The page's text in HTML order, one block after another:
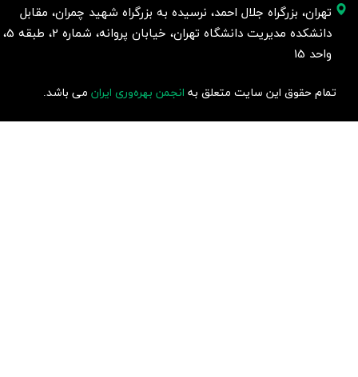
تهران، بزرگراه جلال احمد، نرسیده به بزرگراه شهید چمران، مقابل
دانشکده مدیریت دانشگاه تهران، خیابان پروانه، شماره 2، طبقه 5،
واحد 15
تمام حقوق این سایت متعلق به انجمن بهره‌وری ایران می باشد.